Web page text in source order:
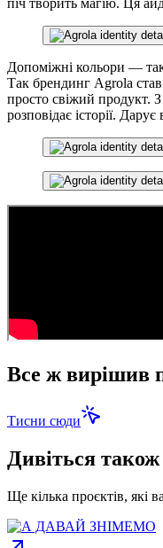
Допоміжні кольори —
Так брендинг Agrola
просто свіжий продукт.
розповідає історії.
Все ж вирішив
Тисни сюди
Дивіться також
Ще кілька проєктів, які